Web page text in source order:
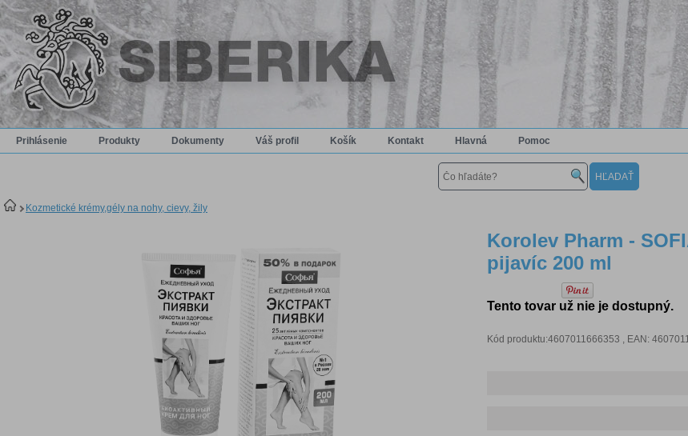
Prihlásenie Produkty Dokumenty Váš profil Košík Kontakt Hlavná Pomoc
Kozmetické krémy,gély na nohy, cievy, žily
Korolev Pharm -
pijavíc 200 ml
Tento tovar už nie je dostupný.
Kód produktu:4607011666353 , EAN: